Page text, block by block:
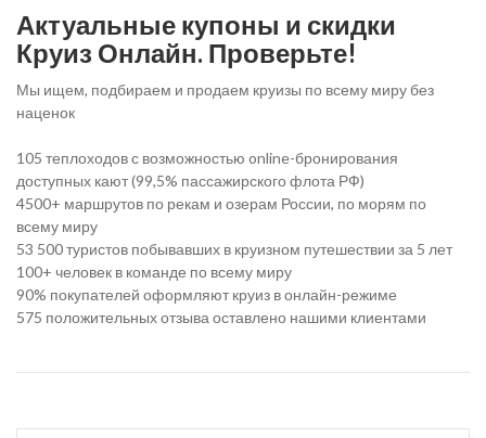
Актуальные купоны и скидки
Круиз Онлайн. Проверьте!
Мы ищем, подбираем и продаем круизы по всему миру без
наценок
105 теплоходов с возможностью online-бронирования
доступных кают (99,5% пассажирского флота РФ)
4500+ маршрутов по рекам и озерам России, по морям по
всему миру
53 500 туристов побывавших в круизном путешествии за 5 лет
100+ человек в команде по всему миру
90% покупателей оформляют круиз в онлайн-режиме
575 положительных отзыва оставлено нашими клиентами